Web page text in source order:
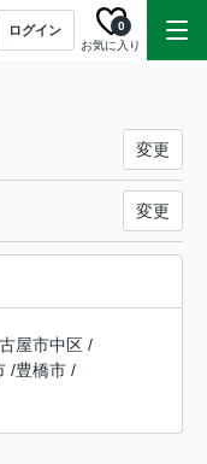
ログイン
お気に入り
0
変更
変更
屋市中区 /
/豊橋市 /